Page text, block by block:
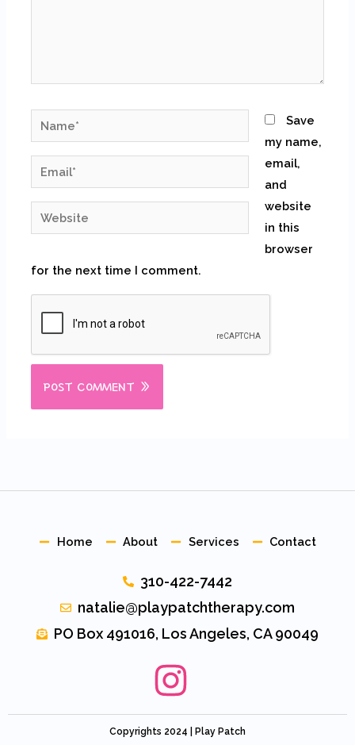
Name*
Email*
Website
Save
my name,
email,
and
website
in this
browser
for the next time I comment.
Home About Services Contact
310-422-7442
natalie@playpatchtherapy.com
PO Box 491016, Los Angeles, CA 90049
Copyrights 2024 | Play Patch